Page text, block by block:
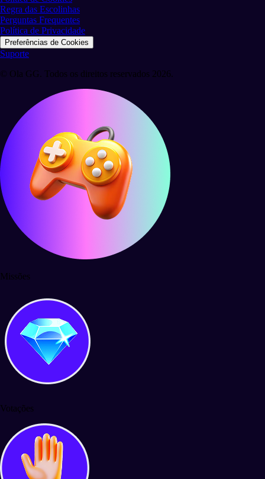
Regra das Escolinhas
Perguntas Frequentes
Política de Privacidade
Preferências de Cookies
Suporte
© Ola GG. Todos os direitos reservados 2026.
Missões
Votações